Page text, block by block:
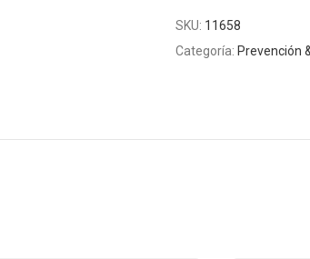
SKU: 11658
Categoría: Prevención